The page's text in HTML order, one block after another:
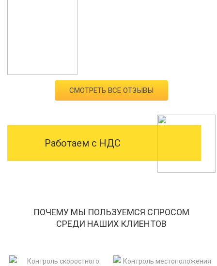
СМОТРЕТЬ ВСЕ ОТЗЫВЫ
Работаем с НДС
ПОЧЕМУ МЫ ПОЛЬЗУЕМСЯ СПРОСОМ
СРЕДИ НАШИХ КЛИЕНТОВ